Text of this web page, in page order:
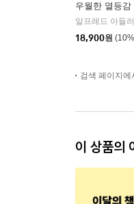
우월한 열등감
18,900원
검색 페이지
이 상품의